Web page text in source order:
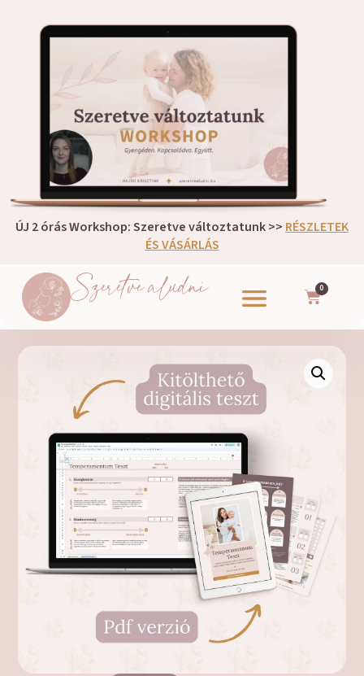
ÚJ 2 órás Workshop: Szeretve változtatunk >> RÉSZLETEK
ÉS VÁSÁRLÁS
Szeretve aludni 0